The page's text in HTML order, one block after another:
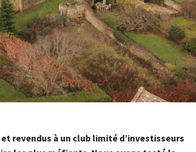
revendus à un club limité d’investisseurs